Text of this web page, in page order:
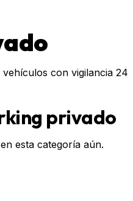
con vigilancia 24
privado
esta categoría aún.